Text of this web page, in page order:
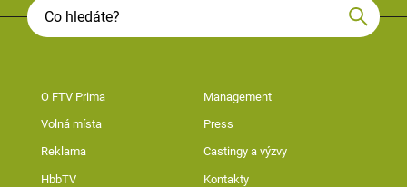
O FTV Prima Management
Volná místa Press
Reklama Castingy a výzvy
HbbTV Kontakty